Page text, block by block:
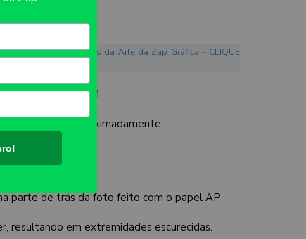
os Mandamentos da Arte da Zap Gráfica - CLIQUE
PREMIUM 0,50MM
97x137mm aproximadamente
parte de trás da foto feito com o papel AP
resultando em extremidades escurecidas.